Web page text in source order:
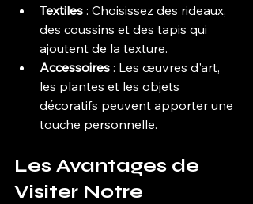
Textiles : Choisissez des rideaux,
des coussins et des tapis qui
ajoutent de la texture.
Accessoires : Les œuvres d'art,
les plantes et les objets
décoratifs peuvent apporter une
touche personnelle.
Les Avantages de
Visiter Notre